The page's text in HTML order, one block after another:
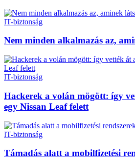
IT-biztonság
Nem minden alkalmazás az,
IT-biztonság
Hackerek a volán mögött: így
egy Nissan Leaf felett
IT-biztonság
Támadás alatt a mobilfizetési